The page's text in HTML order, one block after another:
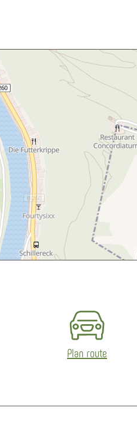
Plan route